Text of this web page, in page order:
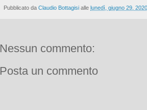
Pubblicato da Claudio Bottagisi alle lunedì, giugno 29, 2020
Nessun commento:
Posta un commento